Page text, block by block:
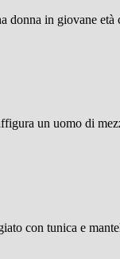
in giovane
un uomo di
con tunica e